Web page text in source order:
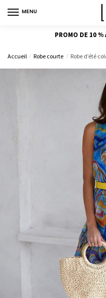
MENU
PROMO DE 10 %
Accueil / Robe courte / Robe d’été